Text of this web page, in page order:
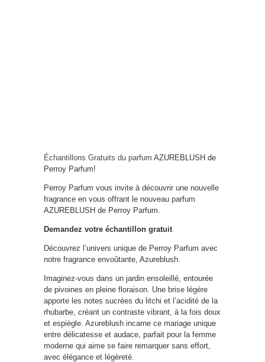
Échantillons Gratuits du parfum AZUREBLUSH de
Perroy Parfum!
Perroy Parfum vous invite à découvrir une nouvelle
fragrance en vous offrant le nouveau parfum
AZUREBLUSH de Perroy Parfum.
Demandez votre échantillon gratuit
Découvrez l’univers unique de Perroy Parfum avec
notre fragrance envoûtante, Azureblush.
Imaginez-vous dans un jardin ensoleillé, entourée
de pivoines en pleine floraison. Une brise légère
apporte les notes sucrées du litchi et l’acidité de la
rhubarbe, créant un contraste vibrant, à la fois doux
et espiègle. Azureblush incarne ce mariage unique
entre délicatesse et audace, parfait pour la femme
moderne qui aime se faire remarquer sans effort,
avec élégance et légèreté.